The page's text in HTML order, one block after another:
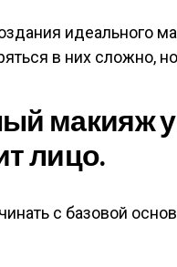
идеального
в них сложно,
макияж
лицо.
с базовой